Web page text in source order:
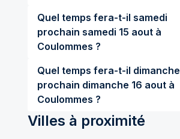
Quel temps fera-t-il samedi
prochain samedi 15 aout à
Coulommes ?
Quel temps fera-t-il dimanche
prochain dimanche 16 aout à
Coulommes ?
Villes à proximité